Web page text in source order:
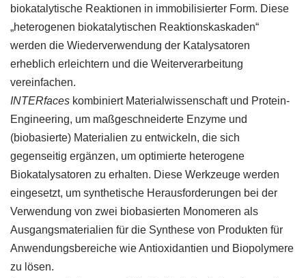
biokatalytische Reaktionen in immobilisierter Form. Diese
„heterogenen biokatalytischen Reaktionskaskaden“
werden die Wiederverwendung der Katalysatoren
erheblich erleichtern und die Weiterverarbeitung
vereinfachen.
INTERfaces kombiniert Materialwissenschaft und Protein-
Engineering, um maßgeschneiderte Enzyme und
(biobasierte) Materialien zu entwickeln, die sich
gegenseitig ergänzen, um optimierte heterogene
Biokatalysatoren zu erhalten. Diese Werkzeuge werden
eingesetzt, um synthetische Herausforderungen bei der
Verwendung von zwei biobasierten Monomeren als
Ausgangsmaterialien für die Synthese von Produkten für
Anwendungsbereiche wie Antioxidantien und Biopolymere
zu lösen.